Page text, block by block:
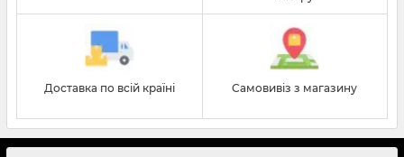
Доставка по всій країні Самовивіз з магазину